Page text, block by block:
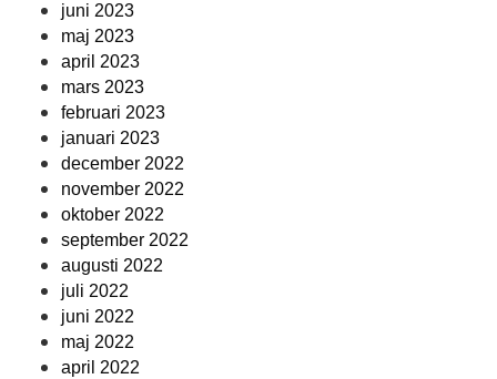
juni 2023
maj 2023
april 2023
mars 2023
februari 2023
januari 2023
december 2022
november 2022
oktober 2022
september 2022
augusti 2022
juli 2022
juni 2022
maj 2022
april 2022